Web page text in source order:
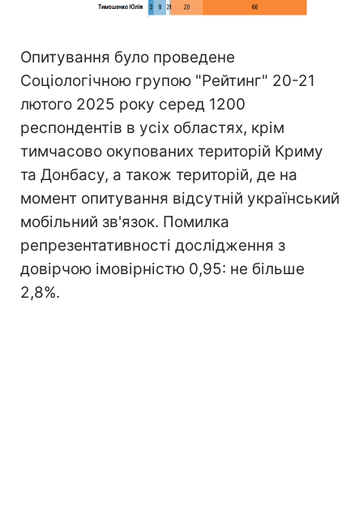
Опитування було проведене
Соціологічною групою "Рейтинг" 20-21
лютого 2025 року серед 1200
респондентів в усіх областях, крім
тимчасово окупованих територій Криму
та Донбасу, а також територій, де на
момент опитування відсутній український
мобільний зв'язок. Помилка
репрезентативності дослідження з
довірчою імовірністю 0,95: не більше
2,8%.